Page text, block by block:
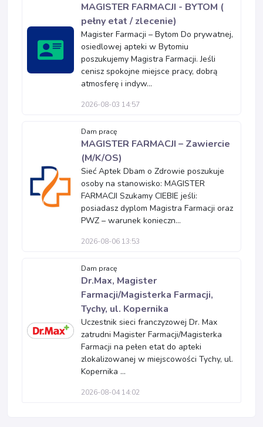
MAGISTER FARMACJI - BYTOM (
pełny etat / zlecenie)
Magister Farmacji – Bytom Do prywatnej,
osiedlowej apteki w Bytomiu
poszukujemy Magistra Farmacji. Jeśli
cenisz spokojne miejsce pracy, dobrą
atmosferę i indyw...
2026-08-03 14:57
Dam pracę
MAGISTER FARMACJI – Zawiercie
(M/K/OS)
Sieć Aptek Dbam o Zdrowie poszukuje
osoby na stanowisko: MAGISTER
FARMACJI Szukamy CIEBIE jeśli:
posiadasz dyplom Magistra Farmacji oraz
PWZ – warunek konieczn...
2026-08-06 13:53
Dam pracę
Dr.Max, Magister
Farmacji/Magisterka Farmacji,
Tychy, ul. Kopernika
Uczestnik sieci franczyzowej Dr. Max
zatrudni Magister Farmacji/Magisterka
Farmacji na pełen etat do apteki
zlokalizowanej w miejscowości Tychy, ul.
Kopernika ...
2026-08-04 14:02